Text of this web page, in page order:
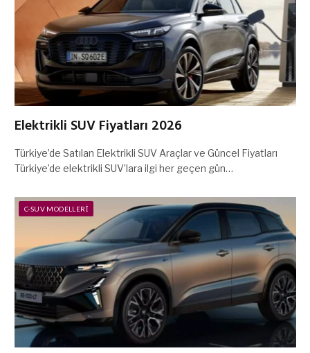
Elektrikli SUV Fiyatları 2026
Türkiye’de Satılan Elektrikli SUV Araçlar ve Güncel Fiyatları
Türkiye’de elektrikli SUV’lara ilgi her geçen gün…
C-SUV MODELLERI